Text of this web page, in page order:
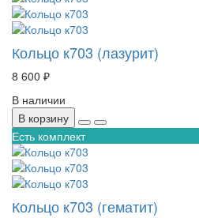
Кольцо к703 (лазурит)
8 600 ₽
В наличии
В корзину
Есть комплект
Кольцо к703 (гематит)